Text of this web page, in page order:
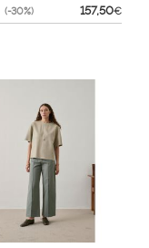
(-30%) 157,50€